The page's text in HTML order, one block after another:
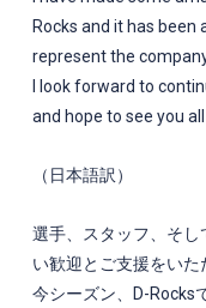
Rocks and it has been
represent the
I look forward to
and hope to see you
（日本語訳）
選手、スタッフ、そ
い歓迎とご支援をいた
今シーズン、D-Rocks